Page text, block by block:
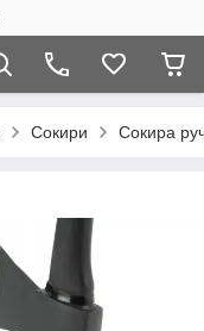
Сокири Сокира